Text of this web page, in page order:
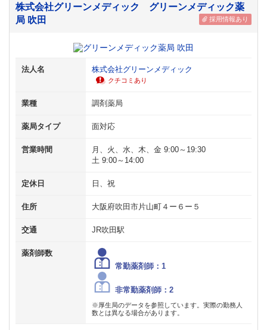
株式会社グリーンメディック グリーンメディック薬
局 吹田
採用情報あり
法人名 株式会社グリーンメディック
クチコミあり
業種 調剤薬局
薬局タイプ 面対応
営業時間
月、火、水、木、金 9:00～19:30
土 9:00～14:00
定休日 日、祝
住所 大阪府吹田市片山町４ー６ー５
交通 JR吹田駅
薬剤師数
常勤薬剤師：1
非常勤薬剤師：2
※厚生局のデータを参照しています。実際の勤務人
数とは異なる場合があります。